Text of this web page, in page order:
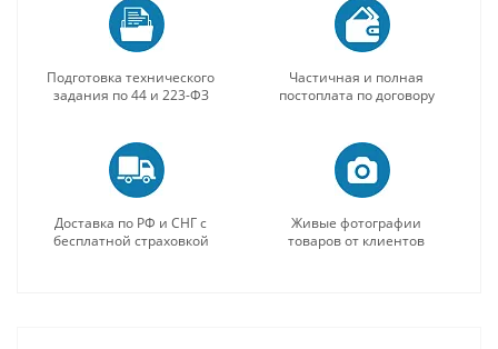
Подготовка технического
задания по 44 и 223-ФЗ
Частичная и полная
постоплата по договору
Доставка по РФ и СНГ с
бесплатной страховкой
Живые фотографии
товаров от клиентов